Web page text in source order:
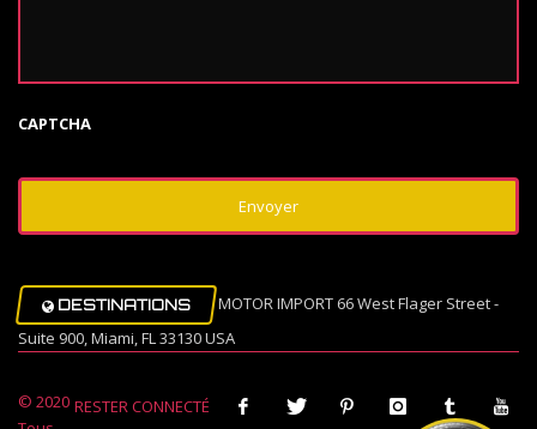
CAPTCHA
DESTINATIONS
MOTOR IMPORT 66 West Flager Street -
Suite 900, Miami, FL 33130 USA
RESTER CONNECTÉ
© 2020